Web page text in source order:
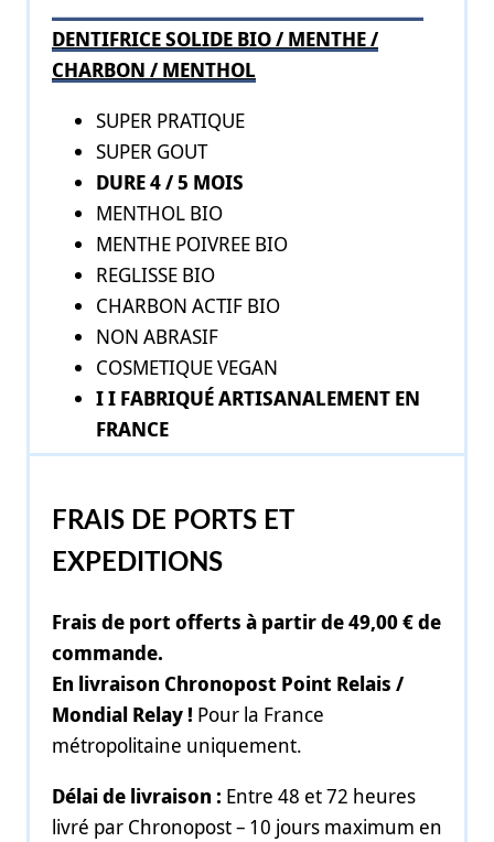
DENTIFRICE SOLIDE BIO / MENTHE /
CHARBON / MENTHOL
SUPER PRATIQUE
SUPER GOUT
DURE 4 / 5 MOIS
MENTHOL BIO
MENTHE POIVREE BIO
REGLISSE BIO
CHARBON ACTIF BIO
NON ABRASIF
COSMETIQUE VEGAN
I I FABRIQUÉ ARTISANALEMENT EN
FRANCE
FRAIS DE PORTS ET
EXPEDITIONS
Frais de port offerts à partir de 49,00 € de
commande.
En livraison Chronopost Point Relais /
Mondial Relay ! Pour la France
métropolitaine uniquement.
Délai de livraison : Entre 48 et 72 heures
livré par Chronopost – 10 jours maximum en